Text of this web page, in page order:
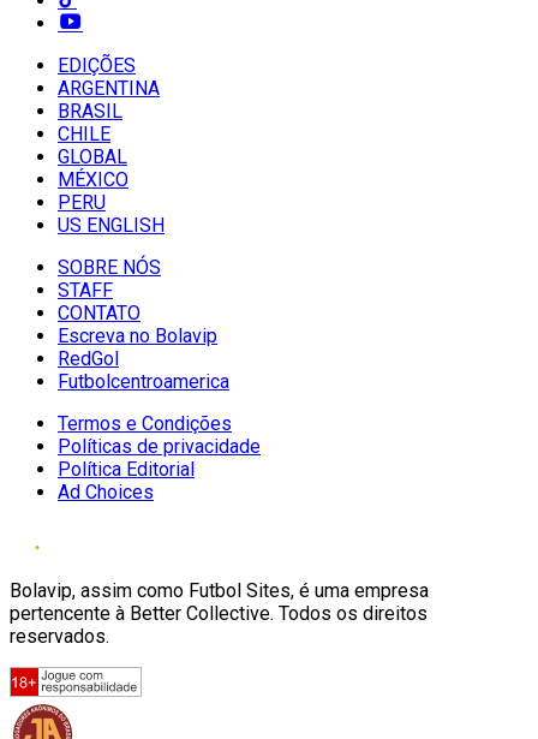
EDIÇÕES
ARGENTINA
BRASIL
CHILE
GLOBAL
MÉXICO
PERU
US ENGLISH
SOBRE NÓS
STAFF
CONTATO
Escreva no Bolavip
RedGol
Futbolcentroamerica
Termos e Condições
Políticas de privacidade
Política Editorial
Ad Choices
Bolavip, assim como Futbol Sites, é uma empresa
pertencente à Better Collective. Todos os direitos
reservados.